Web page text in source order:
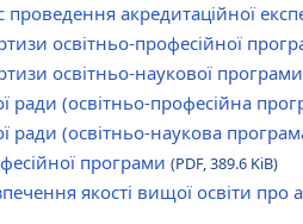
акредитаційної
освітньо-професійної
освітньо-наукової програми
ради (освітньо-професійна
ради (освітньо-наукова
програми (PDF, 389.6 KiB)
якості вищої освіти про